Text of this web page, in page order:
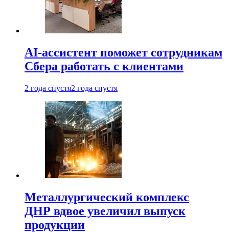
AI-ассистент поможет сотрудникам
Сбера работать с клиентами
2 года спустя2 года спустя
Металлургический комплекс
ДНР вдвое увеличил выпуск
продукции